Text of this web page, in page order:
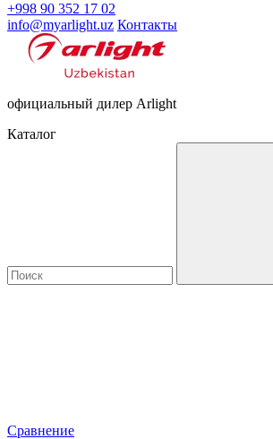
+998 90 352 17 02
info@myarlight.uz Контакты
официальный дилер Arlight
Каталог
Сравнение